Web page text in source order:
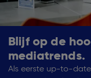
Blijf op de
mediatrends.
Als eerste up-to-